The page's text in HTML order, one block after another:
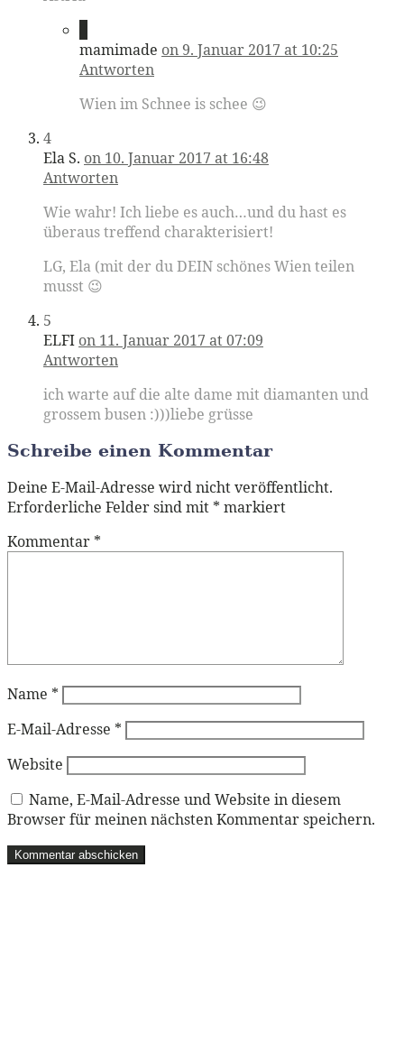
mamimade on 9. Januar 2017 at 10:25
Antworten
Wien im Schnee is schee 😉
4
Ela S. on 10. Januar 2017 at 16:48
Antworten
Wie wahr! Ich liebe es auch…und du hast es
überaus treffend charakterisiert!
LG, Ela (mit der du DEIN schönes Wien teilen
musst 😉
5
ELFI on 11. Januar 2017 at 07:09
Antworten
ich warte auf die alte dame mit diamanten und
grossem busen :)))liebe grüsse
Schreibe einen Kommentar
Deine E-Mail-Adresse wird nicht veröffentlicht.
Erforderliche Felder sind mit * markiert
Kommentar *
Name *
E-Mail-Adresse *
Website
Name, E-Mail-Adresse und Website in diesem
Browser für meinen nächsten Kommentar speichern.